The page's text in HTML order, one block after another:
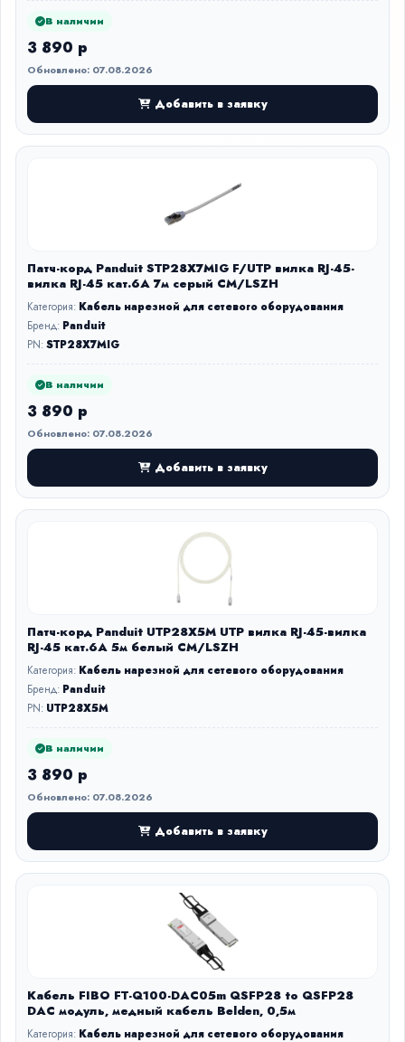
В наличии
3 890 р
Обновлено: 07.08.2026
Добавить в заявку
Патч-корд Panduit STP28X7MIG F/UTP вилка RJ-45-
вилка RJ-45 кат.6А 7м серый CM/LSZH
Категория: Кабель нарезной для сетевого оборудования
Бренд: Panduit
PN:STP28X7MIG
В наличии
3 890 р
Обновлено: 07.08.2026
Добавить в заявку
Патч-корд Panduit UTP28X5M UTP вилка RJ-45-вилка
RJ-45 кат.6А 5м белый CM/LSZH
Категория: Кабель нарезной для сетевого оборудования
Бренд: Panduit
PN: UTP28X5M
В наличии
3 890 р
Обновлено: 07.08.2026
Добавить в заявку
Кабель FIBO FT-Q100-DAC05m QSFP28 to QSFP28
DAC модуль, медный кабель Belden, 0,5м
Категория: Кабель нарезной для сетевого оборудования